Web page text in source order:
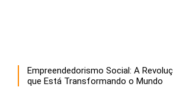
Empreendedorismo Social: A
que Está Transformando o Mundo